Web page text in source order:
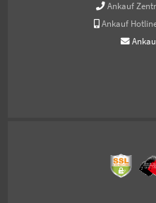
Ankauf
Ankauf